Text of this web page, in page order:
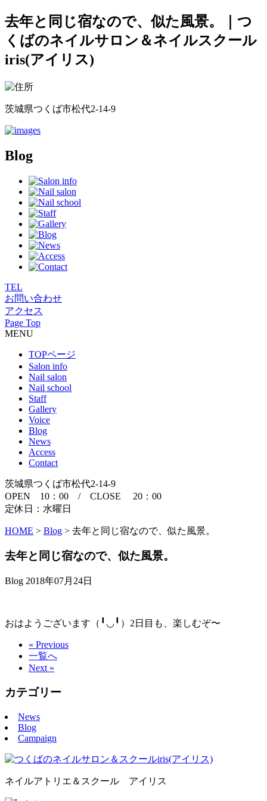
去年と同じ宿なので、似た風景。｜つ
くばのネイルサロン＆ネイルスクール
iris(アイリス)
茨城県つくば市松代2-14-9
Blog
TEL
お問い合わせ
アクセス
Page Top
MENU
TOPページ
Salon info
Nail salon
Nail school
Staff
Gallery
Voice
Blog
News
Access
Contact
茨城県つくば市松代2-14-9
OPEN 10：00 / CLOSE 20：00
定休日：水曜日
HOME > Blog > 去年と同じ宿なので、似た風景。
去年と同じ宿なので、似た風景。
Blog 2018年07月24日
おはようございます（╹◡╹）2日目も、楽しむぞ〜
« Previous
一覧へ
Next »
カテゴリー
News
Blog
Campaign
ネイルアトリエ＆スクール アイリス